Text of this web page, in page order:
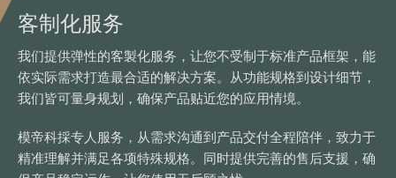
客制化服务
我们提供弹性的客製化服务，让您不受制于标准产品框架，能
依实际需求打造最合适的解决方案。从功能规格到设计细节，
我们皆可量身规划，确保产品贴近您的应用情境。
模帝科採专人服务，从需求沟通到产品交付全程陪伴，致力于
精准理解并满足各项特殊规格。同时提供完善的售后支援，确